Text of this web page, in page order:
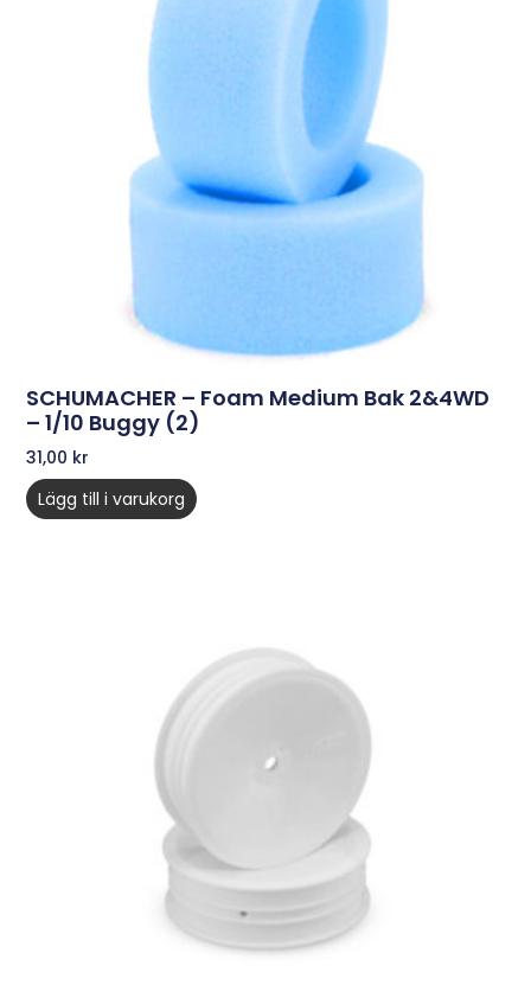
SCHUMACHER – Foam Medium Bak 2&4WD
– 1/10 Buggy (2)
31,00 kr
Lägg till i varukorg